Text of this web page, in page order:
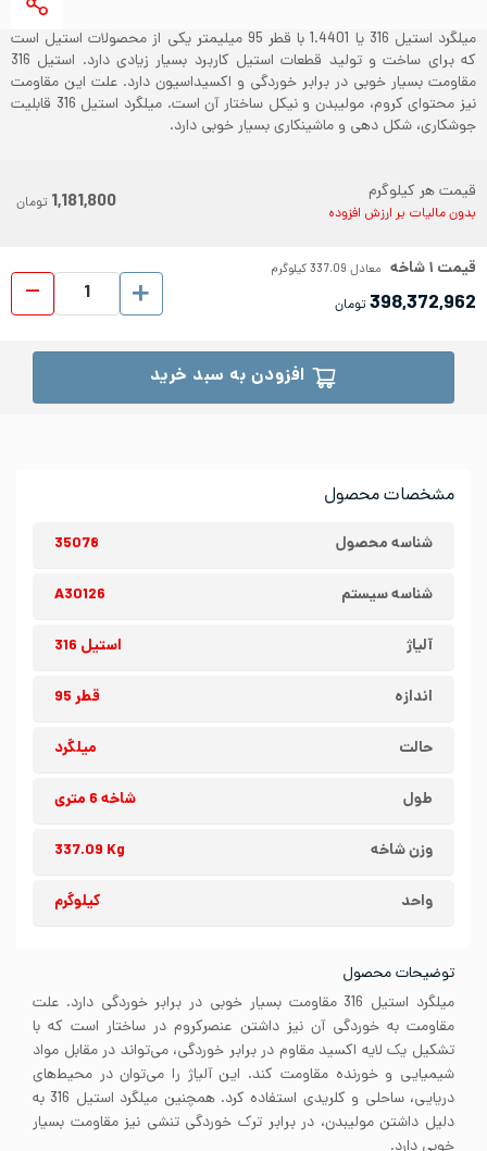
مشخصات محصول
شناسه محصول 35078
شناسه سیستم A30126
آلیاژ استیل 316
اندازه قطر 95
حالت میلگرد
طول شاخه 6 متری
وزن شاخه 337.09 Kg
واحد کیلوگرم
توضیحات محصول
میلگرد استیل 316 مقاومت بسیار خوبی در برابر خوردگی دارد. علت
مقاومت به خوردگی آن نیز داشتن عنصرکروم در ساختار است که با
تشکیل یک لایه اکسید مقاوم در برابر خوردگی، می‌تواند در مقابل مواد
شیمیایی و خورنده مقاومت کند. این آلیاژ را می‌توان در محیط‌های
دریایی، ساحلی و کلریدی استفاده کرد. همچنین میلگرد استیل 316 به
دلیل داشتن مولیبدن، در برابر ترک خوردگی تنشی نیز مقاومت بسیار
میلگرد استیل 316 یا 1.4401 با قطر 95 میلیمتر یکی از محصولات استیل است
که برای ساخت و تولید قطعات استیل کاربرد بسیار زیادی دارد. استیل 316
مقاومت بسیار خوبی در برابر خوردگی و اکسیداسیون دارد. علت این مقاومت
نیز محتوای کروم، مولیبدن و نیکل ساختار آن است. میلگرد استیل 316 قابلیت
جوشکاری، شکل دهی و ماشینکاری بسیار خوبی دارد.
قیمت هر کیلوگرم
بدون مالیات بر ارزش افزوده 1,181,800 تومان
قیمت ۱شاخه معادل 337.09کیلوگرم
398,372,962تومان
افزودن به سبد خرید